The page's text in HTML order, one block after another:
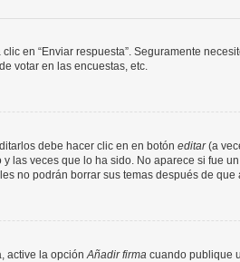
en “Enviar respuesta”. Seguramente
votar en las encuestas, etc.
debe hacer clic en en botón editar(a
veces que lo ha sido. No aparece si fue
no podrán borrar sus temas después de
active la opciónAñadir firma cuando publique